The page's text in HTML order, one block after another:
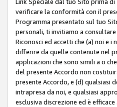
Link Speciale dal tuo Sito prima
verificare la conformità con il
Programma presentato sul tuo
personali, ti invitiamo a
Riconosci ed accetti che (a) noi e
differire da quelle contenute nel
applicazioni che sono simili a o
del presente Accordo non
presente Accordo, e (d) qualsiasi
intrapresa da noi, e qualsiasi
esclusiva discrezione ed è